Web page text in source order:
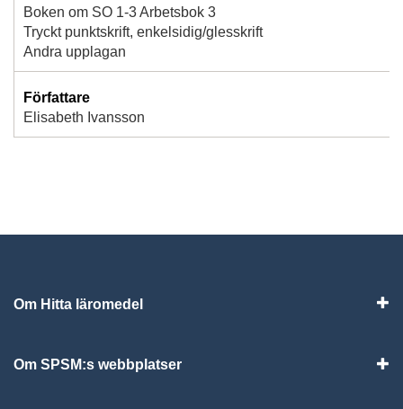
Boken om SO 1-3 Arbetsbok 3
Tryckt punktskrift, enkelsidig/glesskrift
Andra upplagan
Författare
Elisabeth Ivansson
Om Hitta läromedel
Om SPSM:s webbplatser